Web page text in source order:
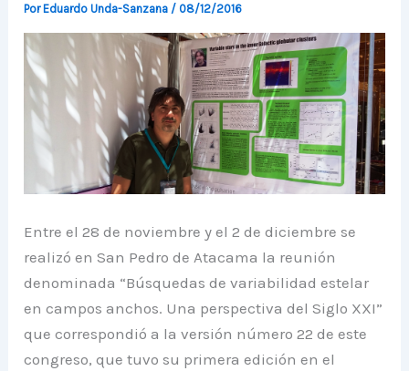
PorEduardo Unda-Sanzana / 08/12/2016
Entre el 28 de noviembre y el 2 de diciembre se
realizó en San Pedro de Atacama la reunión
denominada “Búsquedas de variabilidad estelar
en campos anchos. Una perspectiva del Siglo XXI”
que correspondió a la versión número 22 de este
congreso, que tuvo su primera edición en el